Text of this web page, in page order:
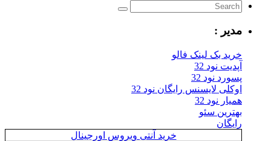
مدیر :
خرید بک لینک فالو
آپدیت نود 32
پسورد نود 32
اوکلی لایسنس رایگان نود 32
همیار نود 32
بهترین سئو
رایگان
خرید آنتی ویروس اورجینال